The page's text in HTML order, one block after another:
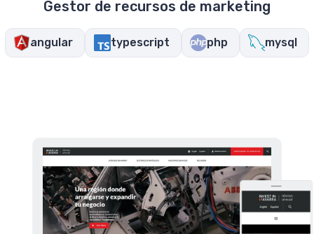
Gestor de recursos de marketing
angular typescript php mysql